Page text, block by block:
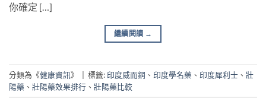
你確定 […]
繼續閱讀 →
分類為《健康資訊》 標籤: 印度威而鋼 、 印度學名藥 、 印度犀利士 、 壯
陽藥 、 壯陽藥效果排行 、 壯陽藥比較